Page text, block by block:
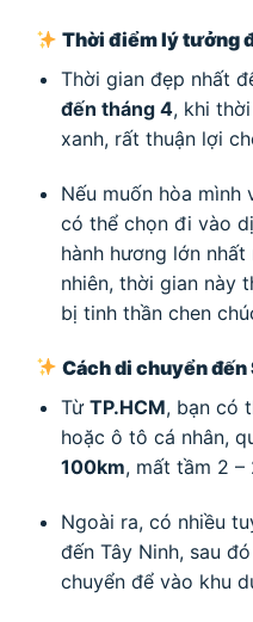
Thời điểm lý tưởng
Thời gian đẹp nhất
đến tháng 4, khi
xanh, rất thuận lợi
Nếu muốn hòa mình
có thể chọn đi vào
hành hương lớn
nhiên, thời gian này
bị tinh thần chen
Cách di chuyển
Từ TP.HCM, bạn có
hoặc ô tô cá nhân,
100km, mất tầm 2 –
Ngoài ra, có nhiều
đến Tây Ninh, sau
chuyển để vào khu